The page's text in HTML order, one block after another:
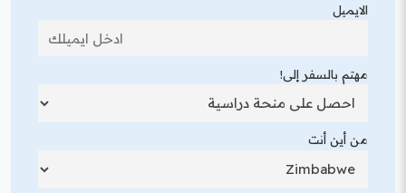
الايميل
مهتم بالسفر إلى!
من أين أنت